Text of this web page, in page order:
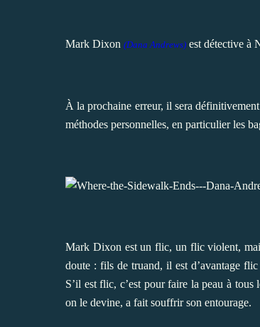
Mark Dixon (Dana Andrews) est détective à
À la prochaine erreur, il sera
méthodes personnelles, en particulier les
Mark Dixon est un flic, un flic violent,
doute : fils de truand, il est d’avantage
S’il est flic, c’est pour faire la peau à
on le devine, a fait souffrir son entourage.